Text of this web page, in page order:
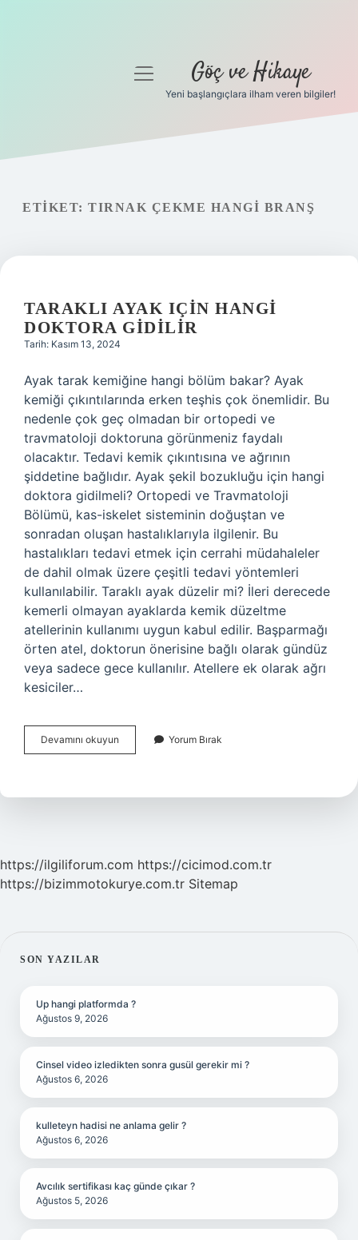
Gizlilik Politikası
menüyü
Göç ve Hikaye
Yeni başlangıçlara ilham veren bilgiler!
ETIKET: TIRNAK ÇEKME HANGI BRANŞ
TARAKLI AYAK IÇIN HANGI
DOKTORA GIDILIR
Tarih: Kasım 13, 2024
Ayak tarak kemiğine hangi bölüm bakar? Ayak
kemiği çıkıntılarında erken teşhis çok önemlidir. Bu
nedenle çok geç olmadan bir ortopedi ve
travmatoloji doktoruna görünmeniz faydalı
olacaktır. Tedavi kemik çıkıntısına ve ağrının
şiddetine bağlıdır. Ayak şekil bozukluğu için hangi
doktora gidilmeli? Ortopedi ve Travmatoloji
Bölümü, kas-iskelet sisteminin doğuştan ve
sonradan oluşan hastalıklarıyla ilgilenir. Bu
hastalıkları tedavi etmek için cerrahi müdahaleler
de dahil olmak üzere çeşitli tedavi yöntemleri
kullanılabilir. Taraklı ayak düzelir mi? İleri derecede
kemerli olmayan ayaklarda kemik düzeltme
atellerinin kullanımı uygun kabul edilir. Başparmağı
örten atel, doktorun önerisine bağlı olarak gündüz
veya sadece gece kullanılır. Atellere ek olarak ağrı
kesiciler…
Devamını okuyun
Ayak
Doktora
Yorum Bırak
https://ilgiliforum.com https://cicimod.com.tr
https://bizimmotokurye.com.tr Sitemap
SIDEBAR
SON YAZILAR
Up hangi platformda ?
Ağustos 9, 2026
Cinsel video izledikten sonra gusül gerekir mi ?
Ağustos 6, 2026
kulleteyn hadisi ne anlama gelir ?
Ağustos 6, 2026
Avcılık sertifikası kaç günde çıkar ?
Ağustos 5, 2026